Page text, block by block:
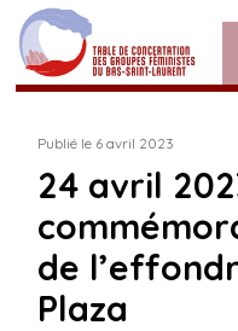
Publié le 6 avril 2023
24 avril
de
Plaza